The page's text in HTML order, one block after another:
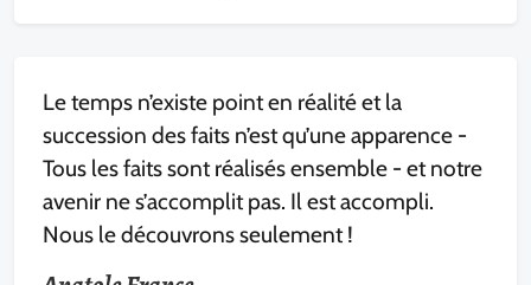
Le temps n’existe point en réalité et la
succession des faits n’est qu’une apparence -
Tous les faits sont réalisés ensemble - et notre
avenir ne s’accomplit pas. Il est accompli.
Nous le découvrons seulement !